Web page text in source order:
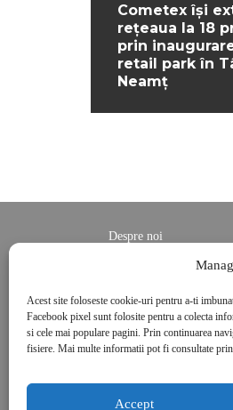
Acest site foloseste cookie-uri pentru a-ti
Facebook pixel sunt folosite pentru a colecta
si cele mai populare pagini. Prin continuarea
fisiere. Mai multe informatii pot fi consultate prin
Accept
Cometex își
rețeaua la 18
prin
retail park în
Neamț
Despre noi
Politica de cookies